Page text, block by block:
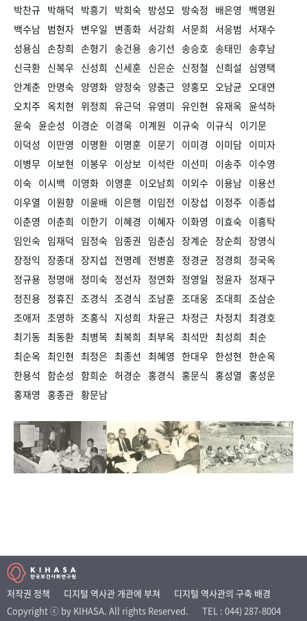
박찬규 박해덕 박흥기 박희숙 방성모 방숙정 배은영
백명원
백수남 범현자 변우일 변종화 서강희 서문희 서응범
서재수
성용심 손창희 손형기 송건용 송기선 송승호 송태민 송후남
신극환 신복우 신성희 신세훈 신은순 신정철 신희설
심영택
안계춘 안명숙 양영화 양정숙 양충근 양홍모 오남균 오대연
오치주 옥치현 위정희 유근덕 유영미 유인현 유재옥 윤석하
윤숙 윤순성 이경순 이경욱 이계원 이규숙 이규식
이기문
이덕성
이만영 이명환 이명훈 이문기 이미경 이미담 이미자
이병무 이보현 이봉우 이상보 이석란 이선미 이송주 이수영
이숙 이시백 이영화 이영훈 이오남희 이외수 이용남 이용선
이우열
이원향 이윤배 이은행 이임전 이장섭 이정주 이종섭
이춘영
이춘희 이한기 이혜경 이혜자 이화영 이효숙 이흥탁
임인숙 임재덕 임정숙 임종권 임춘심 장계순 장순희 장영식
장정익 장종대 장지섭 전명례 전병훈 정경균 정경희
정국옥
정규용 정명애 정미숙 정선자 정연화 정영일 정윤자 정재구
정진용 정휴진 조경식 조경식 조남훈 조대웅 조대희 조삼순
조애저 조영하 조홍식 지성희 차윤근 차정근 차정치 최경호
최기동 최동환 최병목 최복희 최부옥 최석만 최성희 최순
최순옥 최인현 최정은 최종선 최혜영 한대우 한성현 한순옥
한용석 함순성 함희순 허경순 홍경식 홍문식 홍성열 홍성운
홍재영 홍종관 황문남
저작권 정책 디지털 역사관 개관에 부쳐
디지털 역사관의 구축 배경
Copyright ⓒ by KIHASA. All rights Reserved.
TEL : 044) 287-8004